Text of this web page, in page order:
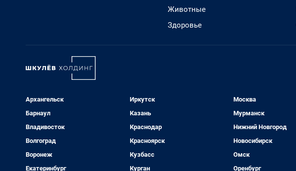
Животные
Здоровье
Архангельск
Барнаул
Владивосток
Волгоград
Воронеж
Екатеринбург
Иркутск
Казань
Краснодар
Красноярск
Кузбасс
Курган
Москва
Мурманск
Нижний Новгород
Новосибирск
Омск
Оренбург